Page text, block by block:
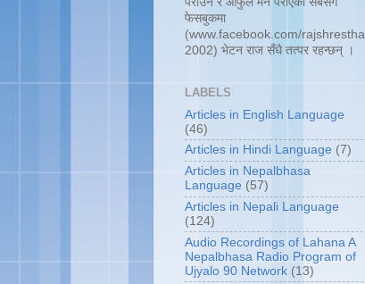
फेसबुकमा
(www.facebook.com/rajshrestha
2002) भेटन राज सँधै तत्पर रहन्छन् ।
LABELS
Articles in English Language
(46)
Articles in Hindi Language (7)
Articles in Nepalbhasa
Language (57)
Articles in Nepali Language
(124)
Audio Recordings of Lahana A
Nepalbhasa Radio Program of
Ujyalo 90 Network (13)